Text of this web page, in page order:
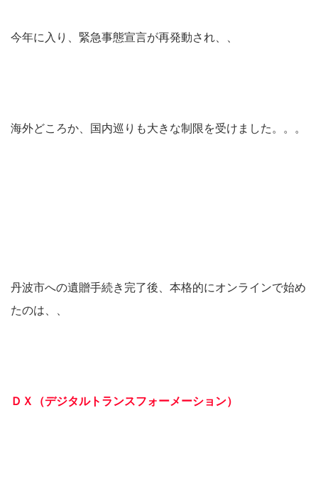
今年に入り、緊急事態宣言が再発動され、、
海外どころか、国内巡りも大きな制限を受けました。。。
丹波市への遺贈手続き完了後、本格的にオンラインで始め
たのは、、
ＤＸ（デジタルトランスフォーメーション）